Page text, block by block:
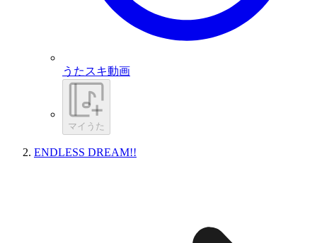
うたスキ動画
マイうた
ENDLESS DREAM!!